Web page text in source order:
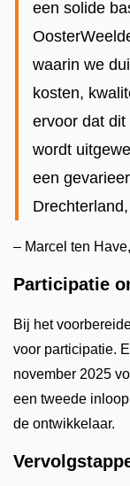
een solide
waarin we
kosten,
ervoor dat
wordt
een
– Marcel ten
Participatie
Bij het
voor participatie.
november 2025
een tweede
de ontwikkelaar.